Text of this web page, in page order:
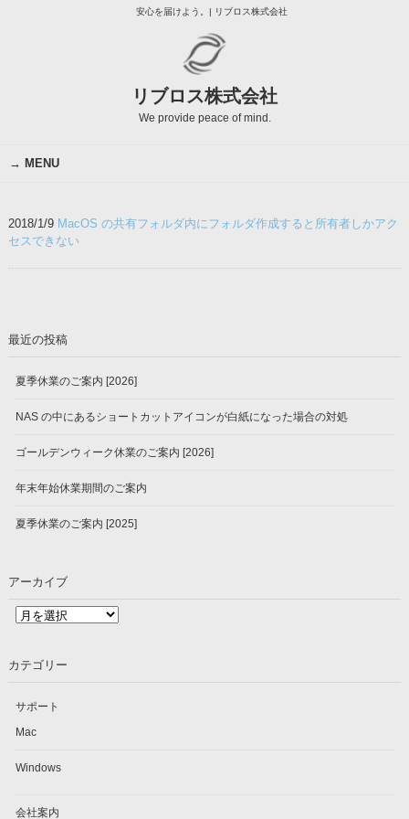
安心を届けよう。| リブロス株式会社
リブロス株式会社
We provide peace of mind.
MENU
2018/1/9 MacOS の共有フォルダ内にフォルダ作成すると所有者しかアク
セスできない
最近の投稿
夏季休業のご案内 [2026]
NAS の中にあるショートカットアイコンが白紙になった場合の対処
ゴールデンウィーク休業のご案内 [2026]
年末年始休業期間のご案内
夏季休業のご案内 [2025]
アーカイブ
ア
イ
カテゴリー
サポート
Mac
Windows
会社案内